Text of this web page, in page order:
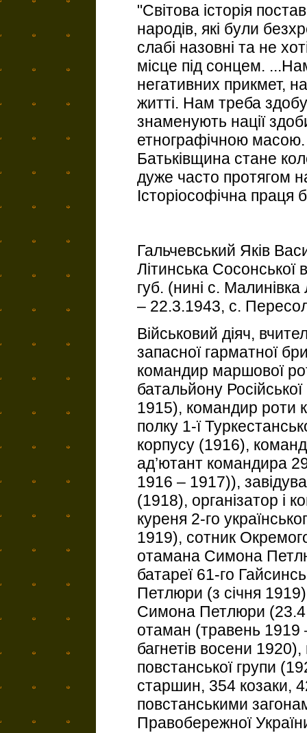
"Світова історія
народів, які були
слабі назовні та не
місце під сонцем.
негативних прикмет,
житті. Нам треба
знаменують нації
етнографічною
Батьківщина стане
дуже часто протягом
Історіософічна праця
Гальчевський Яків
Літинська Сосонської
губ. (нині с. Малинівка
– 22.3.1943, с.
Військовий діяч,
запасної гарматної
командир маршової
батальйону
1915), командир роти
полку 1-ї
корпусу (1916),
ад’ютант командира
1916 – 1917)),
(1918), організатор і
куреня 2-го
1919), сотник
отамана Симона
батареї 61-го
Петлюри (з січня
Симона Петлюри
отаман (травень 1919
багнетів восени
повстанської групи
старшин, 354 козаки,
повстанськими
Правобережної